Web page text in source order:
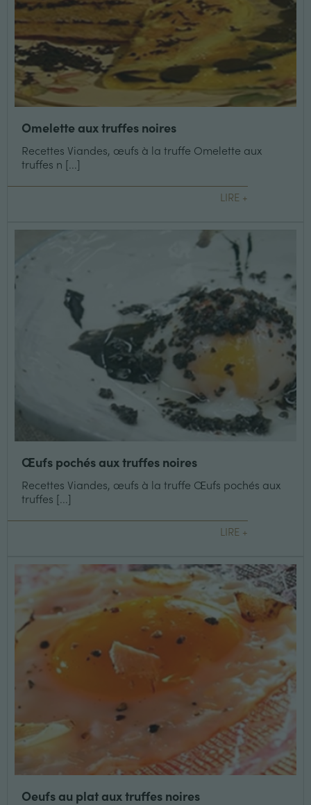
Omelette aux truffes noires
Recettes Viandes, œufs à la truffe Omelette aux
truffes n [...]
LIRE +
Œufs pochés aux truffes noires
Recettes Viandes, œufs à la truffe Œufs pochés aux
truffes [...]
LIRE +
Oeufs au plat aux truffes noires